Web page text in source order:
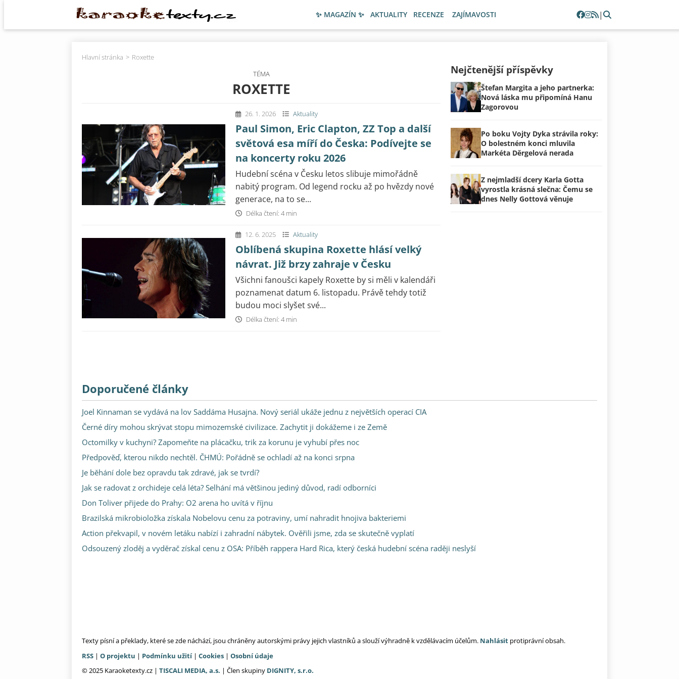
✨ MAGAZÍN ✨ AKTUALITY RECENZE ZAJÍMAVOSTI |
Hlavní stránka
Roxette
TÉMA
ROXETTE
26. 1. 2026 Aktuality
Paul Simon, Eric Clapton, ZZ Top a další
světová esa míří do Česka: Podívejte se
na koncerty roku 2026
Hudební scéna v Česku letos slibuje mimořádně
nabitý program. Od legend rocku až po hvězdy nové
generace, na to se...
Délka čtení: 4 min
12. 6. 2025 Aktuality
Oblíbená skupina Roxette hlásí velký
návrat. Již brzy zahraje v Česku
Všichni fanoušci kapely Roxette by si měli v kalendáři
poznamenat datum 6. listopadu. Právě tehdy totiž
budou moci slyšet své...
Délka čtení: 4 min
Nejčtenější příspěvky
Štefan Margita a jeho partnerka:
Nová láska mu připomíná Hanu
Zagorovou
Po boku Vojty Dyka strávila roky:
O bolestném konci mluvila
Markéta Děrgelová nerada
Z nejmladší dcery Karla Gotta
vyrostla krásná slečna: Čemu se
dnes Nelly Gottová věnuje
Doporučené články
Joel Kinnaman se vydává na lov Saddáma Husajna. Nový seriál ukáže jednu z největších operací CIA
Černé díry mohou skrývat stopu mimozemské civilizace. Zachytit ji dokážeme i ze Země
Octomilky v kuchyni? Zapomeňte na plácačku, trik za korunu je vyhubí přes noc
Předpověď, kterou nikdo nechtěl. ČHMÚ: Pořádně se ochladí až na konci srpna
Je běhání dole bez opravdu tak zdravé, jak se tvrdí?
Jak se radovat z orchideje celá léta? Selhání má většinou jediný důvod, radí odborníci
Don Toliver přijede do Prahy: O2 arena ho uvítá v říjnu
Brazilská mikrobioložka získala Nobelovu cenu za potraviny, umí nahradit hnojiva bakteriemi
Action překvapil, v novém letáku nabízí i zahradní nábytek. Ověřili jsme, zda se skutečně vyplatí
Odsouzený zloděj a vyděrač získal cenu z OSA: Příběh rappera Hard Rica, který česká hudební scéna raději neslyší
Texty písní a překlady, které se zde náchází, jsou chráněny autorskými právy jejich vlastníků a slouží výhradně k vzdělávacím účelům. Nahlásit protiprávní obsah.
RSS | O projektu | Podmínku užití| Cookies | Osobní údaje
© 2025 Karaoketexty.cz | TISCALI MEDIA, a.s. | Člen skupiny DIGNITY, s.r.o.